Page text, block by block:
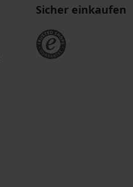
Sicher einkaufen